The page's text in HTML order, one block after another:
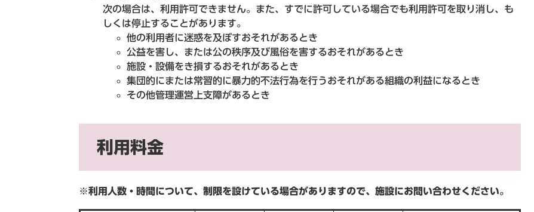
​次の場合は、利用許可できません。また、すでに許可している場合でも利用許可を取り消し、も
しくは停止することがあります。
他の利用者に迷惑を及ぼすおそれがあるとき
公益を害し、または公の秩序及び風俗を害するおそれがあるとき
施設・設備をき損するおそれがあるとき
集団的にまたは常習的に暴力的不法行為を行うおそれがある組織の利益になるとき
その他管理運営上支障があるとき
利用料金
※利用人数・時間について、制限を設けている場合がありますので、施設にお問い合わせください。